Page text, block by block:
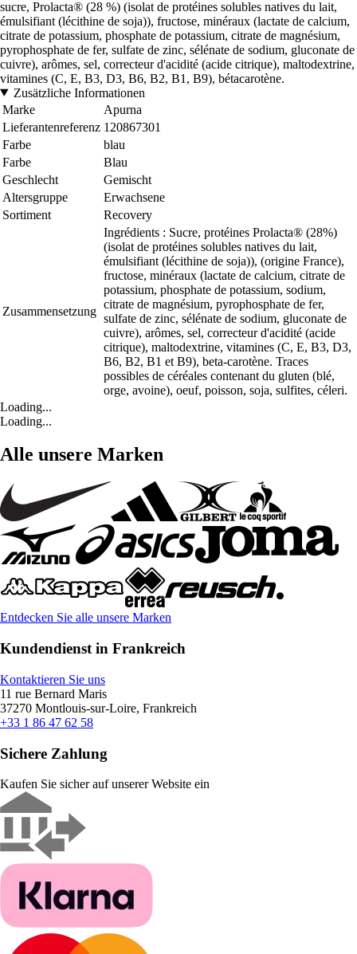
sucre, Prolacta® (28 %) (isolat de protéines solubles natives du lait,
émulsifiant (lécithine de soja)), fructose, minéraux (lactate de calcium,
citrate de potassium, phosphate de potassium, citrate de magnésium,
pyrophosphate de fer, sulfate de zinc, sélénate de sodium, gluconate de
cuivre), arômes, sel, correcteur d'acidité (acide citrique), maltodextrine,
vitamines (C, E, B3, D3, B6, B2, B1, B9), bétacarotène.
Zusätzliche Informationen
Marke
Apurna
Lieferantenreferenz 120867301
Farbe
blau
Farbe
Blau
Geschlecht
Gemischt
Altersgruppe
Erwachsene
Sortiment
Recovery
Zusammensetzung
Ingrédients : Sucre, protéines Prolacta® (28%)
(isolat de protéines solubles natives du lait,
émulsifiant (lécithine de soja)), (origine France),
fructose, minéraux (lactate de calcium, citrate de
potassium, phosphate de potassium, sodium,
citrate de magnésium, pyrophosphate de fer,
sulfate de zinc, sélénate de sodium, gluconate de
cuivre), arômes, sel, correcteur d'acidité (acide
citrique), maltodextrine, vitamines (C, E, B3, D3,
B6, B2, B1 et B9), beta-carotène. Traces
possibles de céréales contenant du gluten (blé,
orge, avoine), oeuf, poisson, soja, sulfites, céleri.
Loading...
Loading...
Alle unsere Marken
Entdecken Sie alle unsere Marken
Kundendienst in Frankreich
Kontaktieren Sie uns
11 rue Bernard Maris
37270 Montlouis-sur-Loire, Frankreich
+33 1 86 47 62 58
Sichere Zahlung
Kaufen Sie sicher auf unserer Website ein